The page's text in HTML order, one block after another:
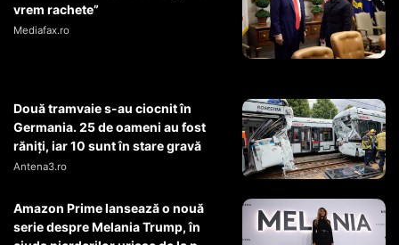
vrem rachete”
Mediafax.ro
Două tramvaie s-au ciocnit în
Germania. 25 de oameni au fost
răniți, iar 10 sunt în stare gravă
Antena3.ro
Amazon Prime lansează o nouă
serie despre Melania Trump, în